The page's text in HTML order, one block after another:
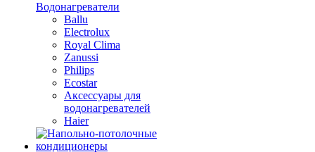
Водонагреватели
Ballu
Electrolux
Royal Clima
Zanussi
Philips
Ecostar
Аксессуары для
водонагревателей
Haier